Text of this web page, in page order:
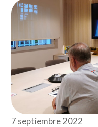
7 septiembre 2022